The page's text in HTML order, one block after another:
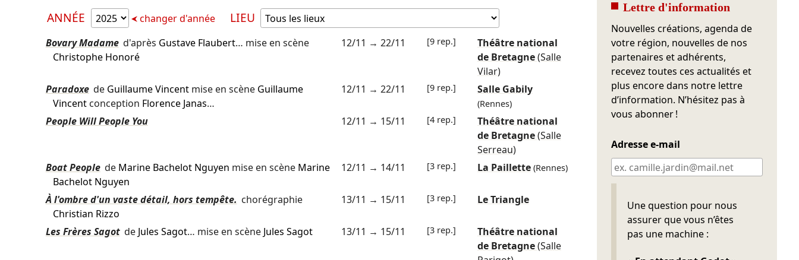
ANNÉE changer d'année LIEU
Bovary Madame d'après Gustave Flaubert… mise en scène
Christophe Honoré
12/11 → 22/11 [9 rep.]
Théâtre national
de Bretagne(Salle
Vilar)
Paradoxe de Guillaume Vincentmise en scène Guillaume
Vincentconception Florence Janas…
12/11 → 22/11 [9 rep.] Salle Gabily
(Rennes)
People Will People You 12/11 → 15/11 [4 rep.]
Théâtre national
de Bretagne(Salle
Serreau)
Boat People de Marine Bachelot Nguyen mise en scène Marine
Bachelot Nguyen
12/11 → 14/11 [3 rep.] La Paillette (Rennes)
À l'ombre d'un vaste détail, hors tempête. chorégraphie
Christian Rizzo
13/11 → 15/11 [3 rep.] Le Triangle
Les Frères Sagot de Jules Sagot… mise en scène Jules Sagot 13/11 → 15/11 [3 rep.]
Théâtre national
de Bretagne(Salle
Lettre d'information
Nouvelles créations, agenda de
votre région, nouvelles de nos
partenaires et adhérents,
recevez toutes ces actualités et
plus encore dans notre lettre
d’information. N’hésitez pas à
vous abonner !
Adresse e-mail
Une question pour nous
assurer que vous n’êtes
pas une machine :
Ne pas remplir